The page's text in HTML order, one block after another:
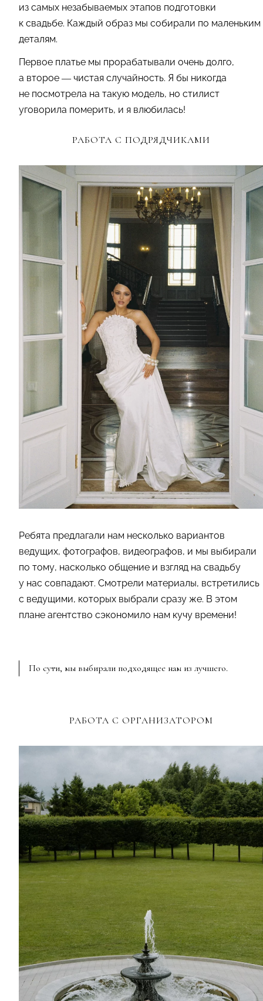
из самых незабываемых этапов подготовки
к свадьбе. Каждый образ мы собирали по маленьким
деталям.
Первое платье мы прорабатывали очень долго,
а второе — чистая случайность. Я бы никогда
не посмотрела на такую модель, но стилист
уговорила померить, и я влюбилась!
РАБОТА С ПОДРЯДЧИКАМИ
Ребята предлагали нам несколько вариантов
ведущих, фотографов, видеографов, и мы выбирали
по тому, насколько общение и взгляд на свадьбу
у нас совпадают. Смотрели материалы, встретились
с ведущими, которых выбрали сразу же. В этом
плане агентство сэкономило нам кучу времени!
По сути, мы выбирали подходящее нам из лучшего.
РАБОТА С ОРГАНИЗАТОРОМ